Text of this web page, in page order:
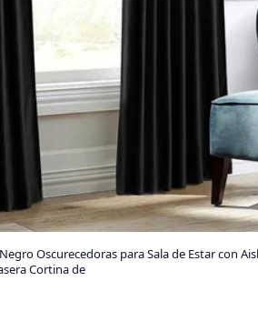
Oscurecedoras para Sala de Estar con
Cortina de